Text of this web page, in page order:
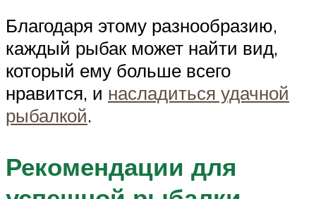
Благодаря этому разнообразию,
каждый рыбак может найти вид,
который ему больше всего
нравится, и насладиться удачной
рыбалкой.
Рекомендации для